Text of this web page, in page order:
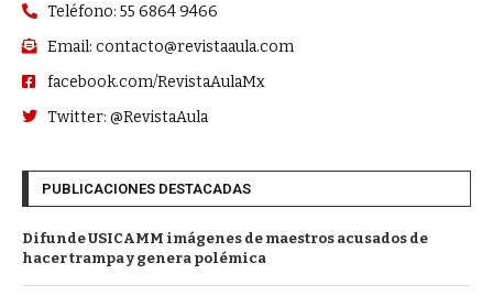
Teléfono: 55 6864 9466
Email: contacto@revistaaula.com
facebook.com/RevistaAulaMx
Twitter: @RevistaAula
PUBLICACIONES DESTACADAS
Difunde USICAMM imágenes de maestros acusados de
hacer trampa y genera polémica